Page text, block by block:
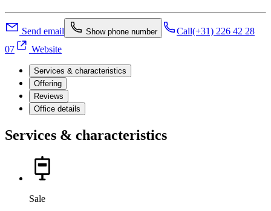
Send email Show phone number Call(+31) 226 42 28
07
Website
Services & characteristics
Offering
Reviews
Office details
Services & characteristics
Sale